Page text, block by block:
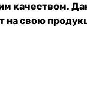
качеством.
на свою